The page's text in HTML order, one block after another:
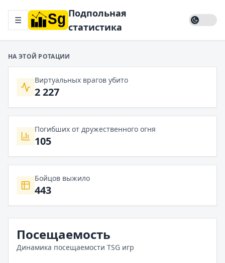
☰
Подпольная
статистика
НА ЭТОЙ РОТАЦИИ
Виртуальных врагов убито
2 227
Погибших от дружественного огня
105
Бойцов выжило
443
Посещаемость
Динамика посещаемости TSG игр